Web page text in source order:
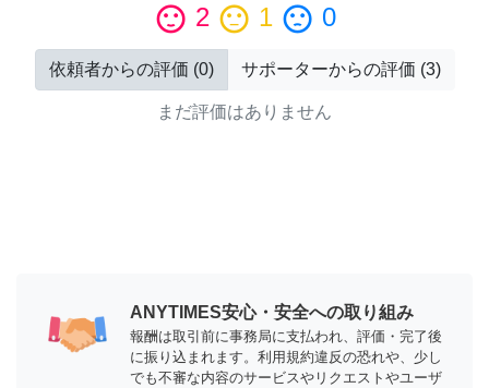
sentiment_satisfied 2 sentiment_neutral 1 sentiment_dissatisfied 0
依頼者からの評価 (0) サポーターからの評価 (3)
まだ評価はありません
ANYTIMES安心・安全への取り組み
報酬は取引前に事務局に支払われ、評価・完了後
に振り込まれます。利用規約違反の恐れや、少し
でも不審な内容のサービスやリクエストやユーザ